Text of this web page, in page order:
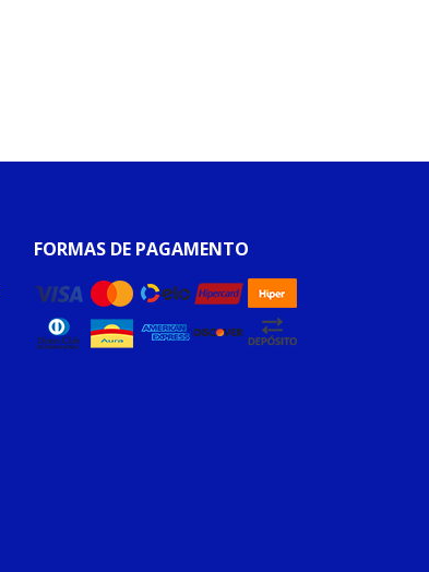
FORMAS DE PAGAMENTO